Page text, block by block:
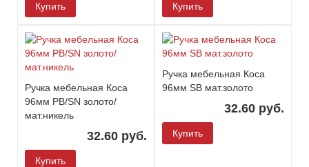
Купить Купить
Ручка мебельная Коса
96мм PB/SN золото/
мат.никель
32.60 руб.
Купить
Ручка мебельная Коса
96мм SB мат.золото
32.60 руб.
Купить